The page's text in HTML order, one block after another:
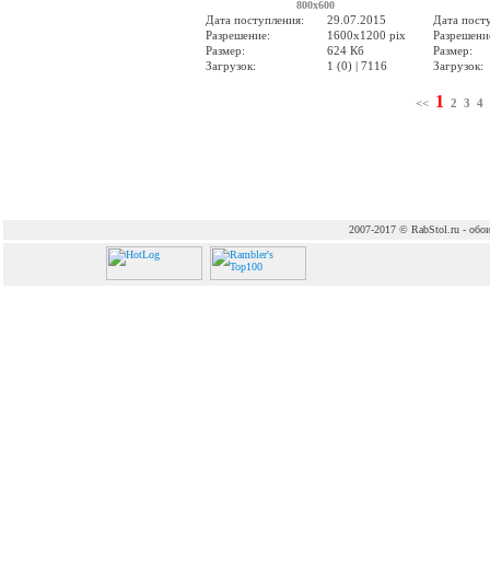
800x600
Дата поступления:
29.07.2015
Разрешение:
1600x1200 pix
Размер:
624 Кб
Загрузок:
1 (0) | 7116
Дата
Размер:
Загрузок:
<< 1 2 3 4
2007-2017 © RabStol.ru - обои